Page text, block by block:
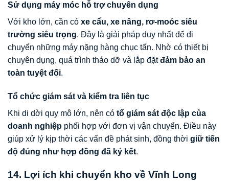
Sử dụng máy móc hỗ trợ chuyên dụng
Với kho lớn, cần có xe cẩu, xe nâng, rơ-moóc siêu
trường siêu trọng. Đây là giải pháp duy nhất để di
chuyển những máy nặng hàng chục tấn. Nhờ có thiết bị
chuyên dụng, quá trình tháo dỡ và lắp đặtđảm bảo an
toàn tuyệt đối.
Tổ chức giám sát và kiểm tra liên tục
Khi di dời quy mô lớn, nên có tổ giám sát độc lập của
doanh nghiệp phối hợp với đơn vị vận chuyển. Điều này
giúp xử lý kịp thời các vấn đề phát sinh, đồng thời giữ tiến
độ đúng như hợp đồng đã ký kết.
14. Lợi ích khi chuyển kho về Vĩnh Long